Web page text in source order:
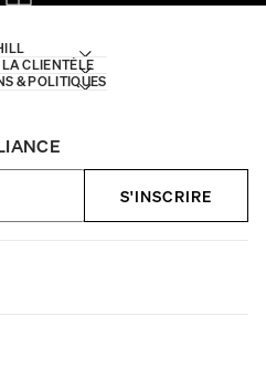
CLIENTÈLE
& POLITIQUES
S'INSCRIRE